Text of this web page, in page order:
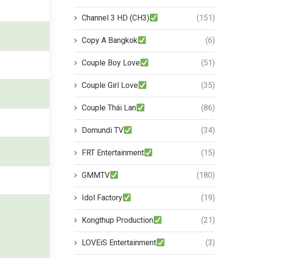
Channel 3 HD (CH3) (151)
Copy A Bangkok (6)
Couple Boy Love (51)
Couple Girl Love (35)
Couple Thái Lan (86)
Domundi TV (34)
FRT Entertainment (15)
GMMTV (180)
Idol Factory (19)
Kongthup Production (21)
LOVEiS Entertainment (3)